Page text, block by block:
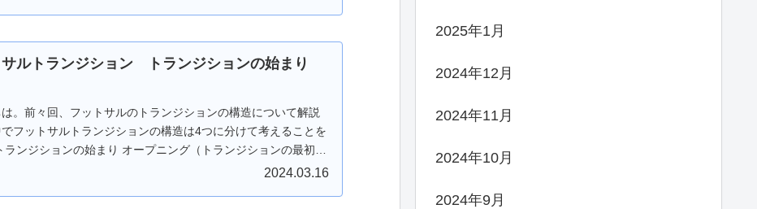
ルトランジション トランジションの始まり
。前々回、フットサルのトランジションの構造について解説
フットサルトランジションの構造は4つに分けて考えることを
ンジションの始まり オープニング（トランジションの最初の
2024.03.16
2025年1月
2024年12月
2024年11月
2024年10月
2024年9月